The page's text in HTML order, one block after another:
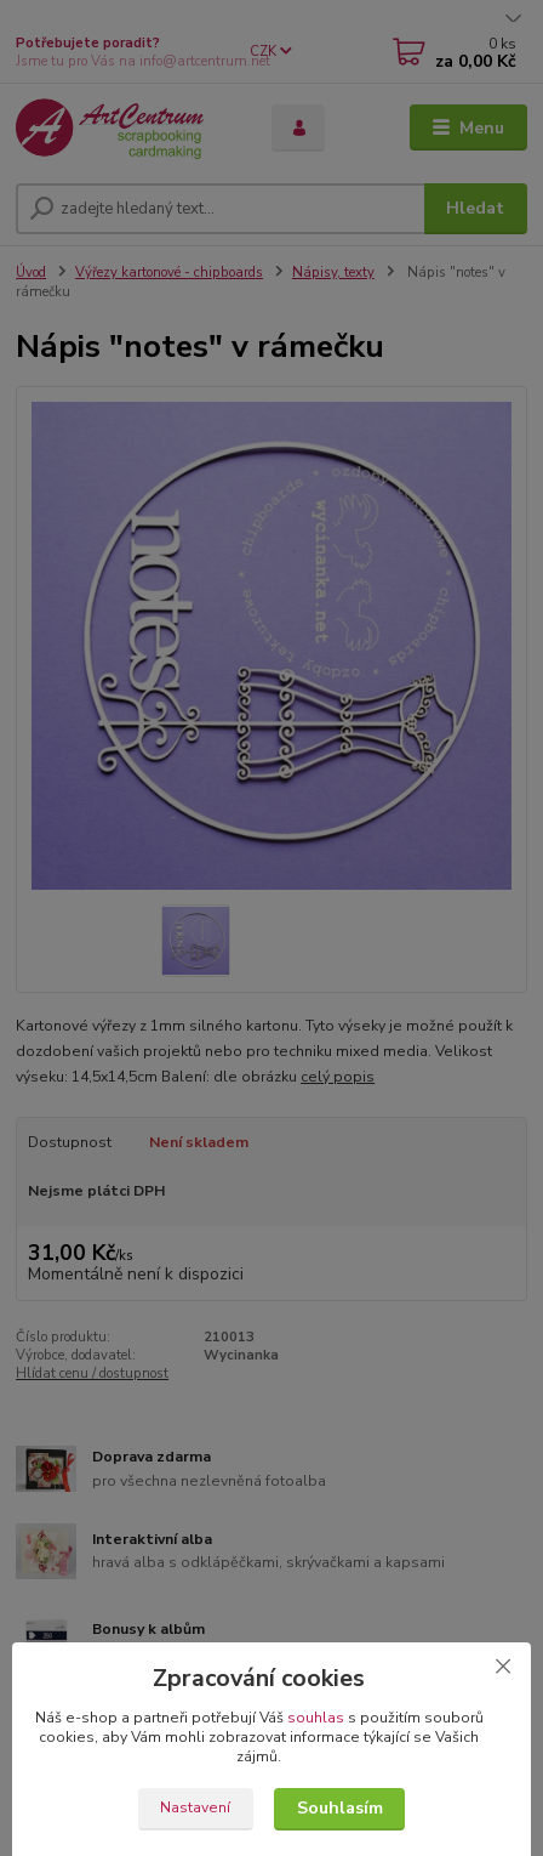
Menu
CZK
Hledat
Potřebujete poradit?
Jsme tu pro Vás na info@artcentrum.net
0 ks
za 0,00 Kč
Úvod Výřezy kartonové - chipboards Nápisy, texty
Nápis "notes" v
rámečku
Nápis "notes" v rámečku
Kartonové výřezy z 1mm silného kartonu. Tyto výseky je možné použít k
dozdobení vašich projektů nebo pro techniku mixed media. Velikost
výseku: 14,5x14,5cm Balení: dle obrázku celý popis
Dostupnost Není skladem
Nejsme plátci DPH
31,00 Kč/ks
Momentálně není k dispozici
Číslo produktu:
210013
Výrobce, dodavatel:
Wycinanka
Hlídat cenu / dostupnost
Doprava zdarma
pro všechna nezlevněná fotoalba
Interaktivní alba
hravá alba s odklápěčkami, skrývačkami a kapsami
Bonusy k albům
3D blahopřání v dárkové krabičce
originální blahopřání s 3D dekorací
Zpracování cookies
Náš e-shop a partneři potřebují Váš souhlas s použitím souborů
cookies, aby Vám mohli zobrazovat informace týkající se Vašich
zájmů.
Nastavení Souhlasím